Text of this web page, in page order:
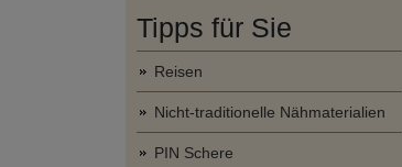
Tipps für Sie
Reisen
Nicht-traditionelle Nähmaterialien
PIN Schere